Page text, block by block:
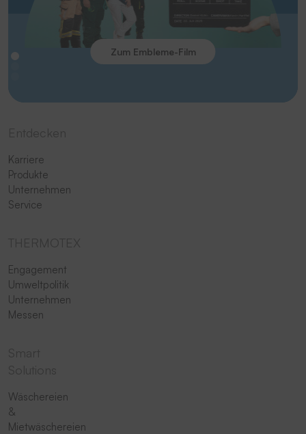
Zum Embleme-Film
Karriere
Produkte
Unternehmen
Service
Engagement
Umweltpolitik
Unternehmen
Messen
Wäschereien
&
Mietwäschereien